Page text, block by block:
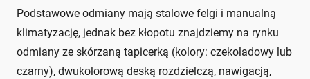
Podstawowe odmiany mają stalowe felgi i manualną
klimatyzację, jednak bez kłopotu znajdziemy na rynku
odmiany ze skórzaną tapicerką (kolory: czekoladowy lub
czarny), dwukolorową deską rozdzielczą, nawigacją,